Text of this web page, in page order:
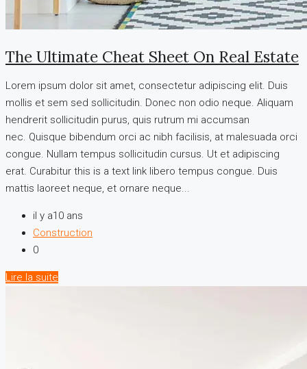
The Ultimate Cheat Sheet On Real Estate
Lorem ipsum dolor sit amet, consectetur adipiscing elit. Duis
mollis et sem sed sollicitudin. Donec non odio neque. Aliquam
hendrerit sollicitudin purus, quis rutrum mi accumsan
nec. Quisque bibendum orci ac nibh facilisis, at malesuada orci
congue. Nullam tempus sollicitudin cursus. Ut et adipiscing
erat. Curabitur this is a text link libero tempus congue. Duis
mattis laoreet neque, et ornare neque...
il y a10 ans
Construction
0
Lire la suite